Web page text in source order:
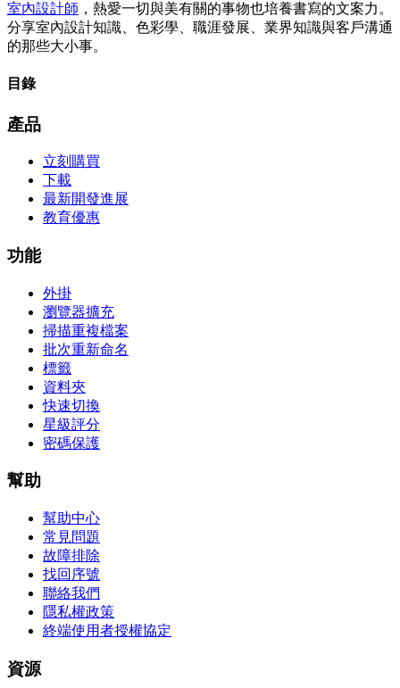
室內設計師 ，熱愛一切與美有關的事物也培養書寫的文案力。
分享室內設計知識、色彩學、職涯發展、業界知識與客戶溝通
的那些大小事。
目錄
產品
立刻購買
下載
最新開發進展
教育優惠
功能
外掛
瀏覽器擴充
掃描重複檔案
批次重新命名
標籤
資料夾
快速切換
星級評分
密碼保護
幫助
幫助中心
常見問題
故障排除
找回序號
聯絡我們
隱私權政策
終端使用者授權協定
資源